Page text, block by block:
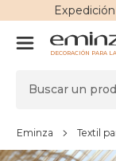
Expedición
DECORACIÓN PARA
Eminza Textil